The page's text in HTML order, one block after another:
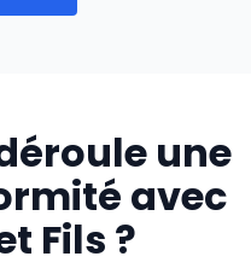
une
avec
Fils ?